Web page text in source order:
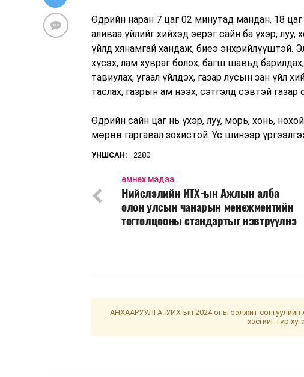
Өдрийн наран 7 цаг 02 минутад мандан, 18
аливаа үйлийг хийхэд эерэг сайн ба үхэр,
үйлд хянамгай хандаж, биеэ энхрийлүүштэй.
хүсэх, лам хувраг болох, багш шавьд
тавиулах, угаал үйлдэх, газар лусын зан үйл
таслах, газрын ам нээх, сэтгэлд сэвтэй газар
Өдрийн сайн цаг нь үхэр, луу, морь, хонь,
мөрөө гаргавал зохистой. Үс шинээр
УНШСАН: 2280
ӨМНӨХ МЭДЭЭ
Нийслэлийн ИТХ-ын Ажлын алба
олон улсын чанарын менежментийн
тогтолцооны стандартыг нэвтрүүлнэ
АНХААРУУЛГА: УИХ-ын 2024 оны ээлжит сонгуулийн
хэсгийг түр